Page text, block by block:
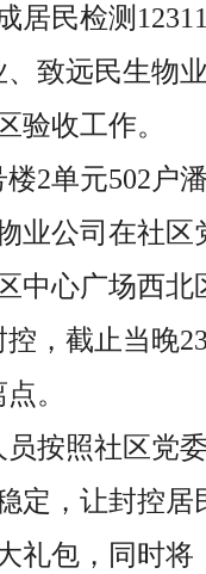
民检测
致远民生物
验收工作。
2单元502户
业公司在社
心广场西北
，截止当晚
。
按照社区党
定，让封控居
礼包，同时将